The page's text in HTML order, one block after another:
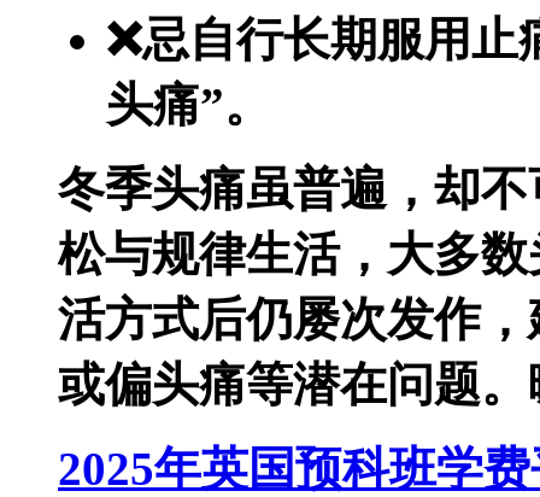
❌忌自行长期服用
头痛”。
冬季头痛虽普遍，却
松与规律生活，大多
活方式后仍屡次发作
或偏头痛等潜在问题
2025年英国预科班学